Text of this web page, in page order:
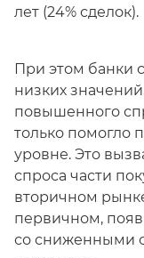
лет (24% сделок).
При этом банки
низких
повышенного
только помогло
уровне. Это
спроса части
вторичном
первичном,
со сниженными